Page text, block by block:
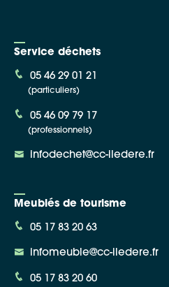
Service déchets
05 46 29 01 21
(particuliers)
05 46 09 79 17
(professionnels)
infodechet@cc-iledere.fr
Meublés de tourisme
05 17 83 20 63
infomeuble@cc-iledere.fr
05 17 83 20 60